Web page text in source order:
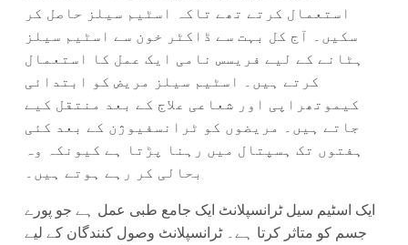
استعمال کرتے تھے تاکہ اسٹیم سیلز حاصل کر
سکیں۔ آج کل بہت سے ڈاکٹر خون سے اسٹیم سیلز
ہٹانے کے لیے فریسس نامی ایک عمل کا استعمال
کرتے ہیں۔ اسٹیم سیلز مریض کو ابتدائی
کیموتھراپی اور شعاعی علاج کے بعد منتقل کیے
جاتے ہیں۔ مریضوں کو ٹرانسفیوژن کے بعد کئی
ہفتوں تک ہسپتال میں رہنا پڑتا ہے کیونکہ وہ
بحالی کر رہے ہوتے ہیں۔
ایک اسٹیم سیل ٹرانسپلانٹ ایک جامع طبی عمل ہے جو پورے
جسم کو متاثر کرتا ہے۔ ٹرانسپلانٹ وصول کنندگان کے لیے